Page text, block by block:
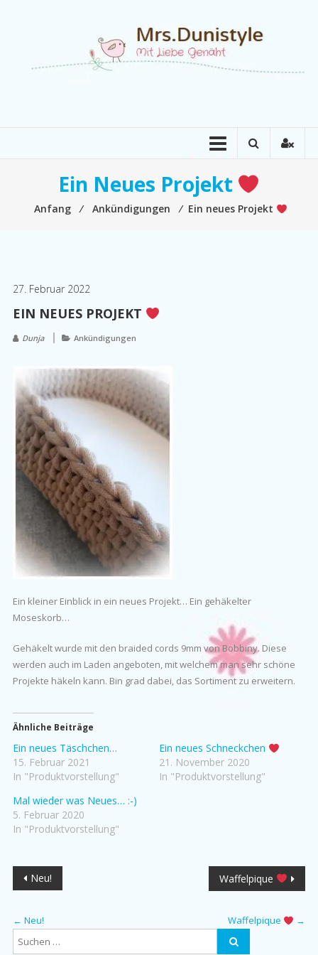
Ein Neues Projekt
Anfang ⁄ Ankündigungen ⁄ Ein neues Projekt
27. Februar 2022
EIN NEUES PROJEKT
Dunja Ankündigungen
Ein kleiner Einblick in ein neues Projekt… Ein gehäkelter
Moseskorb…
Gehäkelt wurde mit den braided cords 9mm von Bobbiny. Diese
werden auch im Laden angeboten, mit welchem man sehr schöne
Projekte häkeln kann. Bin grad dabei, das Sortiment zu erweitern.
Ähnliche Beiträge
Ein neues Täschchen…
15. Februar 2021
In "Produktvorstellung"
Ein neues Schneckchen
21. November 2020
In "Produktvorstellung"
Mal wieder was Neues… :-)
5. Februar 2020
In "Produktvorstellung"
Beitragsnavigation
Neu! Waffelpique
← Neu! Waffelpique →